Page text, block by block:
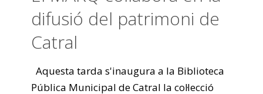
difusió del patrimoni de
Catral
Aquesta tarda s'inaugura a la Biblioteca
Pública Municipal de Catral la col·lecció